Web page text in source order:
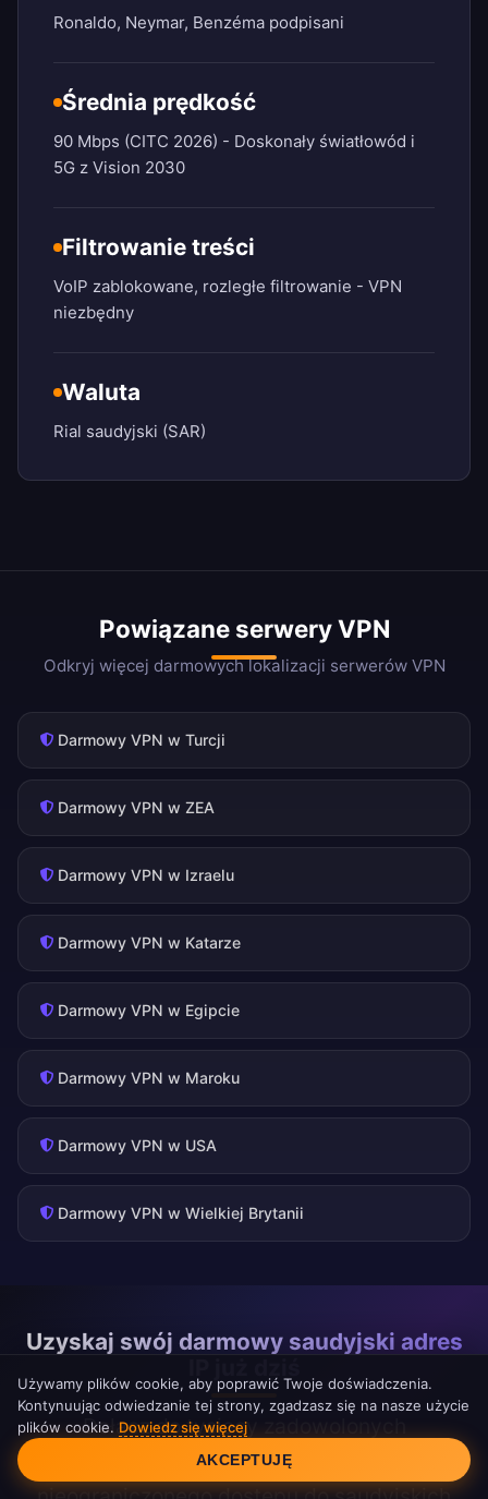
Ronaldo, Neymar, Benzéma podpisani
Średnia prędkość
90 Mbps (CITC 2026) - Doskonały światłowód i
5G z Vision 2030
Filtrowanie treści
VoIP zablokowane, rozległe filtrowanie - VPN
niezbędny
Waluta
Rial saudyjski (SAR)
Powiązane serwery VPN
Odkryj więcej darmowych lokalizacji serwerów VPN
Darmowy VPN w Turcji
Darmowy VPN w ZEA
Darmowy VPN w Izraelu
Darmowy VPN w Katarze
Darmowy VPN w Egipcie
Darmowy VPN w Maroku
Darmowy VPN w USA
Darmowy VPN w Wielkiej Brytanii
Uzyskaj swój darmowy saudyjski adres
Dołącz do tysięcy zadowolonych
użytkowników korzystających z
Zgoda na pliki cookie
Używamy plików cookie, aby poprawić Twoje doświadczenia.
Kontynuując odwiedzanie tej strony, zgadzasz się na nasze użycie
plików cookie. Dowiedz się więcej
AKCEPTUJĘ